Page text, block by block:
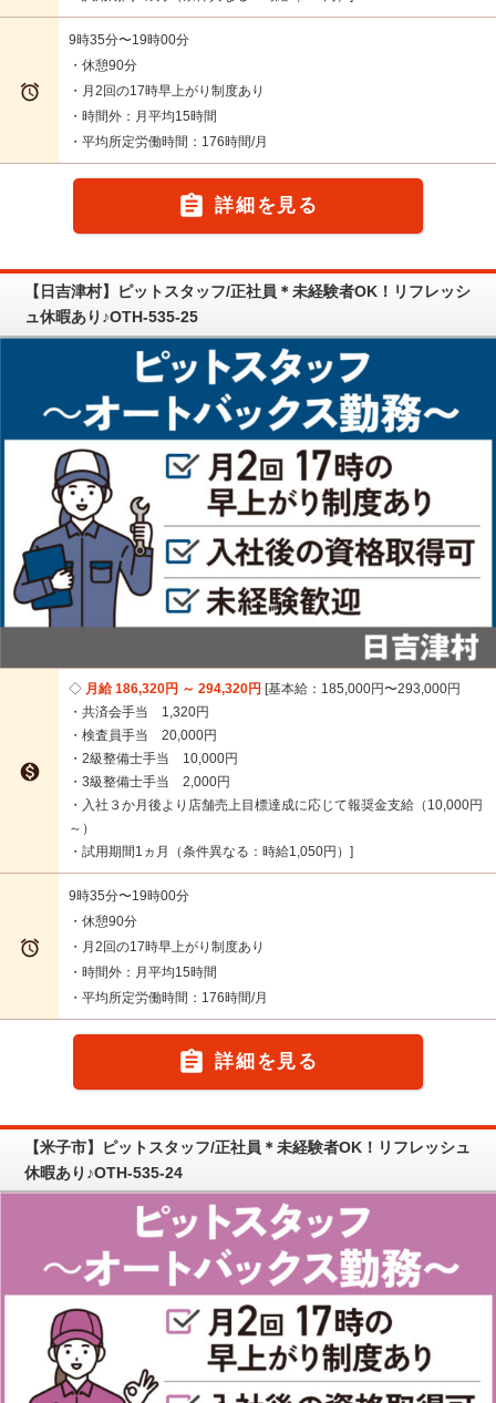

9時35分〜19時00分
・休憩90分
・月2回の17時早上がり制度あり
・時間外：月平均15時間
・平均所定労働時間：176時間/月
 詳細を見る
【日吉津村】ピットスタッフ/正社員＊未経験者OK！リフレッシ
ュ休暇あり♪OTH-535-25

月給 186,320円 ～ 294,320円 基本給：185,000円〜293,000円
・共済会手当 1,320円
・検査員手当 20,000円
・2級整備士手当 10,000円
・3級整備士手当 2,000円
・入社３か月後より店舗売上目標達成に応じて報奨金支給（10,000円
～）
・試用期間1ヵ月（条件異なる：時給1,050円）

9時35分〜19時00分
・休憩90分
・月2回の17時早上がり制度あり
・時間外：月平均15時間
・平均所定労働時間：176時間/月
 詳細を見る
【米子市】ピットスタッフ/正社員＊未経験者OK！リフレッシュ
休暇あり♪OTH-535-24